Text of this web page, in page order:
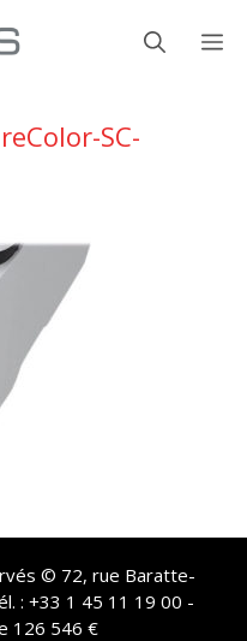
SC-
© 72, rue Baratte-
: +33 1 45 11 19 00 -
126 546 €